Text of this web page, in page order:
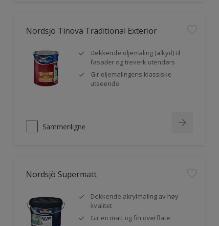
Nordsjö Tinova Traditional Exterior
Dekkende oljemaling (alkyd) til
fasader og treverk utendørs
Gir oljemalingens klassiske
utseende
Sammenligne
Nordsjö Supermatt
Dekkende akrylmaling av høy
kvalitet
Gir en matt og fin overflate